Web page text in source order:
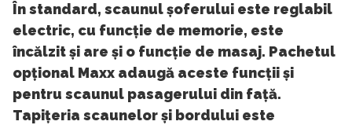
În standard, scaunul șoferului este reglabil
electric, cu funcție de memorie, este
încălzit și are și o funcție de masaj. Pachetul
opțional Maxx adaugă aceste funcții și
pentru scaunul pasagerului din față.
Tapițeria scaunelor și bordului este